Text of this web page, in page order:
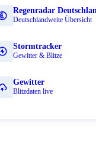
Regenradar
Deutschlandweite Übersicht
Stormtracker
Gewitter & Blitze
Gewitter
Blitzdaten live